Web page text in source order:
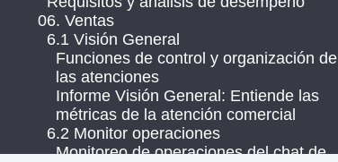
06. Ventas
6.1 Visión General
Funciones de control y organización de
las atenciones
Informe Visión General: Entiende las
métricas de la atención comercial
6.2 Monitor operaciones
Monitoreo de operaciones del chat de